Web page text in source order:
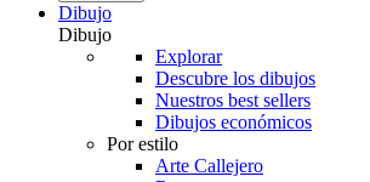
Dibujo
Dibujo
Explorar
Descubre los dibujos
Nuestros best sellers
Dibujos económicos
Por estilo
Arte Callejero